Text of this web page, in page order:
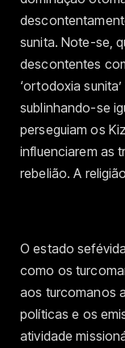
sunita. Note-se,
descontentes
‘ortodoxia
sublinhando-se
perseguiam os
influenciarem as
rebelião. A
O estado
como os
aos turcomanos
políticas e os
atividade